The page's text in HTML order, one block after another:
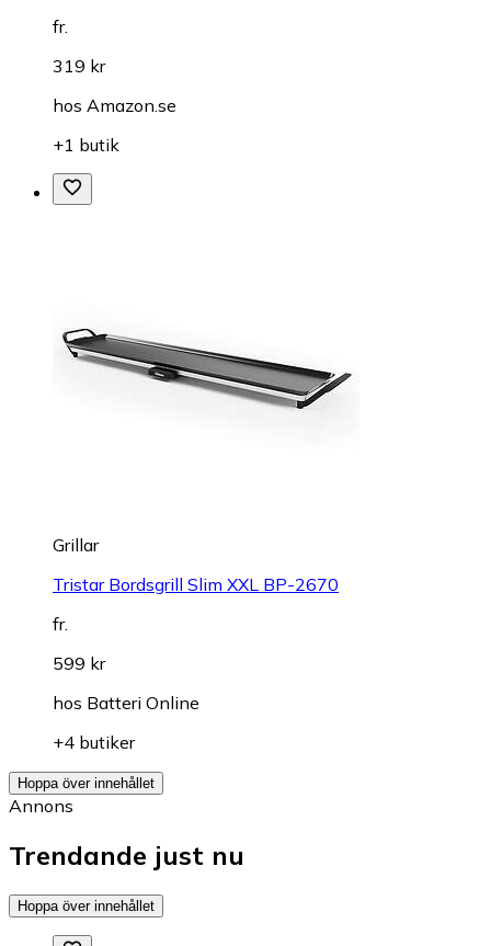
fr.
319 kr
hos Amazon.se
+1 butik
Grillar
Tristar Bordsgrill Slim XXL BP-2670
fr.
599 kr
hos Batteri Online
+4 butiker
Hoppa över innehållet
Annons
Trendande just nu
Hoppa över innehållet